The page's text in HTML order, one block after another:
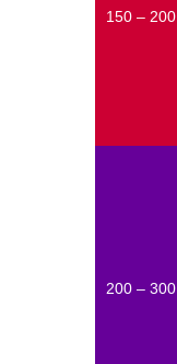
150 – 200
200 – 300